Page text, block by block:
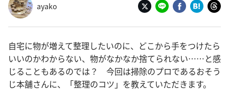
ayako
自宅に物が増えて整理したいのに、どこから手をつけたら
いいのかわからない、物がなかなか捨てられない……と感
じることもあるのでは？ 今回は掃除のプロであるおそう
じ本舗さんに、「整理のコツ」を教えていただきます。